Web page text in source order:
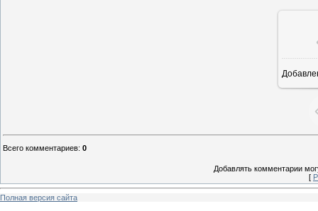
Всего комментариев: 0
Добавлять комментарии
[
Полная версия сайта